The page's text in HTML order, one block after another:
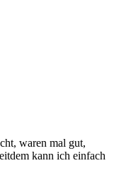
waren mal gut,
kann ich einfach